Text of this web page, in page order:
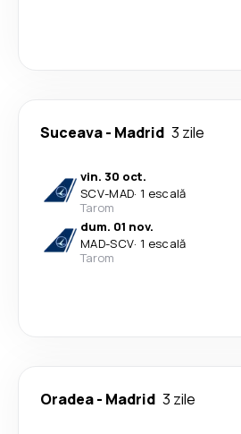
Suceava- Madrid 3 zile
vin. 30 oct.
SCV-MAD· 1 escală
Tarom
dum. 01 nov.
MAD-SCV· 1 escală
Tarom
Oradea- Madrid 3 zile